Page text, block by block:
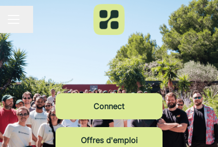
Connect
Offres d'emploi